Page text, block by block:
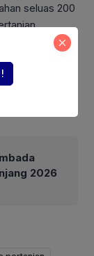
seluas 200
muda
arahan
2026